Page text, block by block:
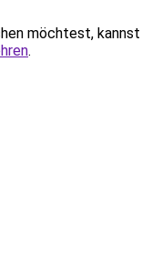
möchtest, kannst
.